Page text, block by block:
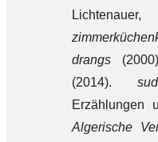
drangs
(2014).
Erzählungen
Algerische